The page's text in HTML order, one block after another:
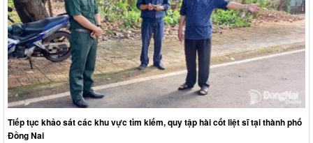
Tiếp tục khảo sát các khu vực tìm kiếm, quy tập hài cốt liệt sĩ tại thành phố
Đồng Nai